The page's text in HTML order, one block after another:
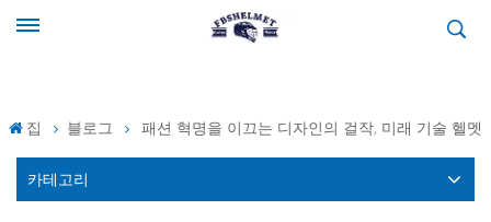
집 블로그 패션 혁명을 이끄는 디자인의 걸작, 미래 기술 헬멧
카테고리